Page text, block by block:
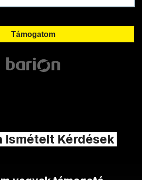
Ismételt Kérdések